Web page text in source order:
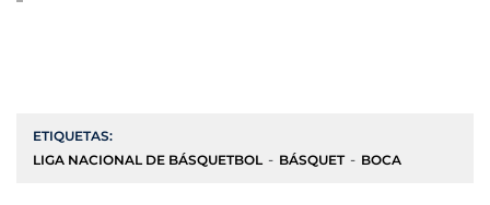
ETIQUETAS:
LIGA NACIONAL DE BÁSQUETBOL
BÁSQUET BOCA